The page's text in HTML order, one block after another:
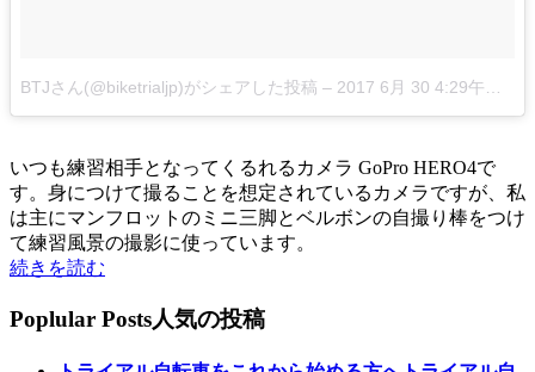
BTJさん(@biketrialjp)がシェアした投稿 – 2017 6月 30 4:29午後 PDT
いつも練習相手となってくるれるカメラ GoPro HERO4で
す。身につけて撮ることを想定されているカメラですが、私
は主にマンフロットのミニ三脚とベルボンの自撮り棒をつけ
て練習風景の撮影に使っています。
続きを読む
Poplular Posts人気の投稿